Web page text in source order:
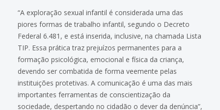
“A exploração sexual infantil é considerada uma das
piores formas de trabalho infantil, segundo o Decreto
Federal 6.481, e está inserida, inclusive, na chamada Lista
TIP. Essa prática traz prejuízos permanentes para a
formação psicológica, emocional e física da criança,
devendo ser combatida de forma veemente pelas
instituições protetivas. A comunicação é uma das mais
importantes ferramentas de conscientização da
sociedade, despertando no cidadão o dever da denúncia”,